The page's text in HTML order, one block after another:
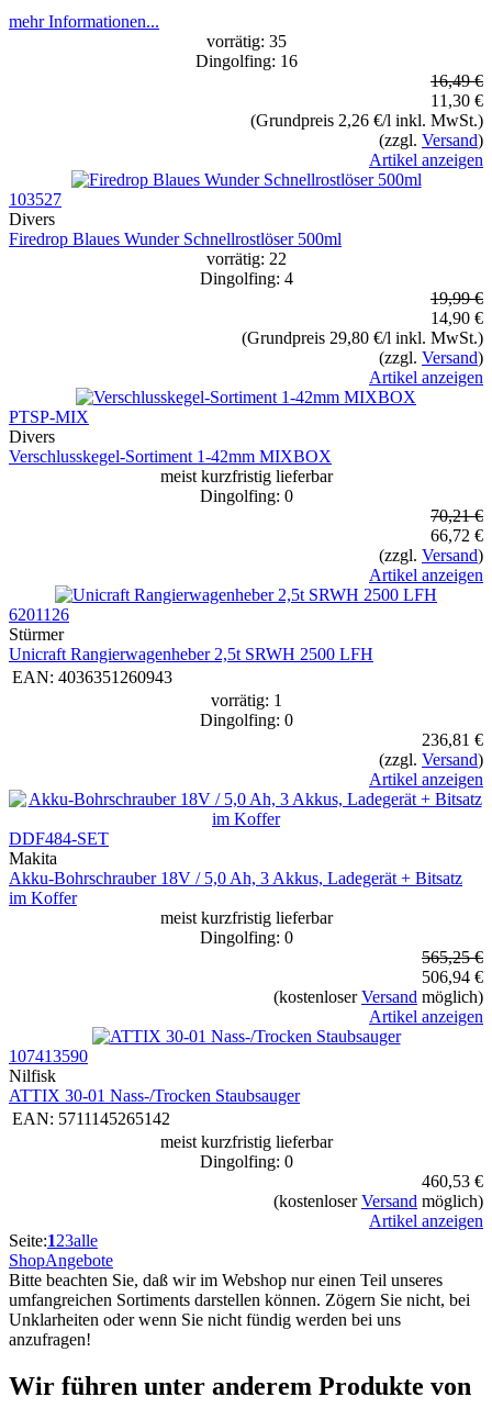
mehr Informationen...
vorrätig: 35
Dingolfing: 16
16,49 €
11,30 €
(Grundpreis 2,26 €/l inkl. MwSt.)
(zzgl. Versand)
Artikel anzeigen
103527
Divers
Firedrop Blaues Wunder Schnellrostlöser 500ml
vorrätig: 22
Dingolfing: 4
19,99 €
14,90 €
(Grundpreis 29,80 €/l inkl. MwSt.)
(zzgl. Versand)
Artikel anzeigen
PTSP-MIX
Divers
Verschlusskegel-Sortiment 1-42mm MIXBOX
meist kurzfristig lieferbar
Dingolfing: 0
70,21 €
66,72 €
(zzgl. Versand)
Artikel anzeigen
6201126
Stürmer
Unicraft Rangierwagenheber 2,5t SRWH 2500 LFH
EAN: 4036351260943
vorrätig: 1
Dingolfing: 0
236,81 €
(zzgl. Versand)
Artikel anzeigen
DDF484-SET
Makita
Akku-Bohrschrauber 18V / 5,0 Ah, 3 Akkus, Ladegerät + Bitsatz
im Koffer
meist kurzfristig lieferbar
Dingolfing: 0
565,25 €
506,94 €
(kostenloserVersand möglich)
Artikel anzeigen
107413590
Nilfisk
ATTIX 30-01 Nass-/Trocken Staubsauger
EAN: 5711145265142
meist kurzfristig lieferbar
Dingolfing: 0
460,53 €
(kostenloserVersand möglich)
Artikel anzeigen
Seite:123alle
ShopAngebote
Bitte beachten Sie, daß wir im Webshop nur einen Teil unseres
umfangreichen Sortiments darstellen können. Zögern Sie nicht, bei
Unklarheiten oder wenn Sie nicht fündig werden bei uns
anzufragen!
Wir führen unter anderem Produkte von